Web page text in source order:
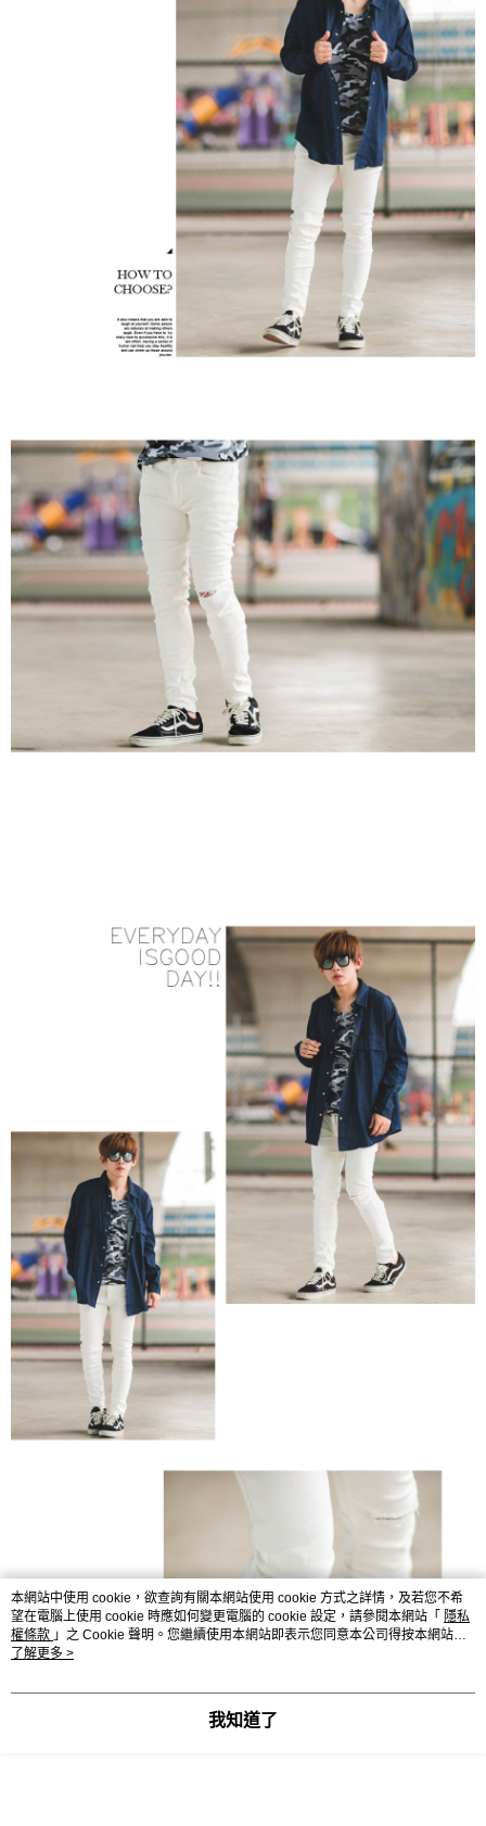
本網站中使用 cookie，欲查詢有關本網站使用 cookie 方式之詳情，及若您不希
望在電腦上使用 cookie 時應如何變更電腦的 cookie 設定，請參閱本網站「 隱私
權條款 」之 Cookie 聲明。您繼續使用本網站即表示您同意本公司得按本網站使
用條款之 Cookie 聲明使用 cookie。
了解更多 >
我知道了